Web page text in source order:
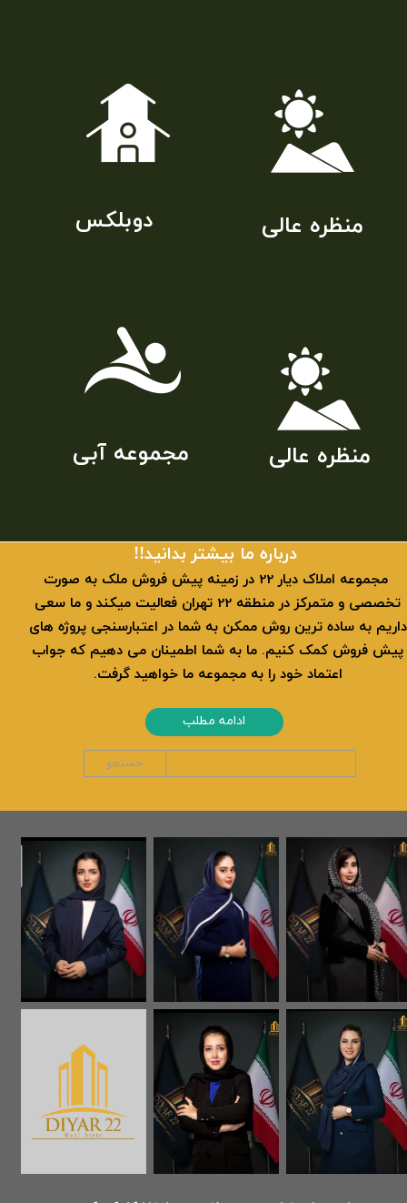
منظره عالی
مجموعه آبی
​دوبلکس
منظره عالی
​​درباره ما بیشتر بدانید!!
​ مجموعه املاک دیار 22 در زمینه پیش فروش ملک به صورت
تخصصی و متمرکز در منطقه 22 تهران فعالیت میکند و ما سعی
داریم به ساده ترین روش ممکن به شما در اعتبارسنجی پروژه های
پیش فروش کمک کنیم. ما به شما اطمینان می دهیم که جواب
اعتماد خود را به مجموعه ما خواهید گرفت.
ادامه مطلب
جستجو